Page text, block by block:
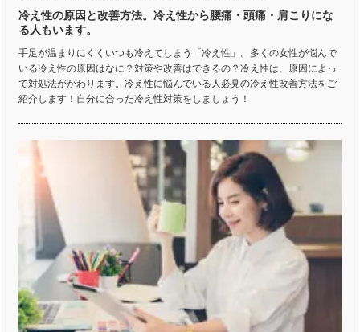
冷え性の原因と改善方法。冷え性から腰痛・頭痛・肩こりにな
る人もいます。
手足が温まりにくくいつも冷えてしまう「冷え性」。多くの女性が悩んで
いる冷え性の原因はなに？対策や改善はできるの？冷え性は、原因によっ
て対処法がかわります。冷え性に悩んでいる人必見の冷え性改善方法をご
紹介します！自分に合った冷え性対策をしましょう！